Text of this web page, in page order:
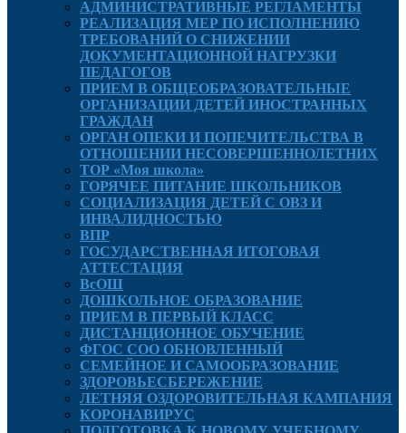
АДМИНИСТРАТИВНЫЕ РЕГЛАМЕНТЫ
РЕАЛИЗАЦИЯ МЕР ПО ИСПОЛНЕНИЮ
ТРЕБОВАНИЙ О СНИЖЕНИИ
ДОКУМЕНТАЦИОННОЙ НАГРУЗКИ
ПЕДАГОГОВ
ПРИЕМ В ОБЩЕОБРАЗОВАТЕЛЬНЫЕ
ОРГАНИЗАЦИИ ДЕТЕЙ ИНОСТРАННЫХ
ГРАЖДАН
ОРГАН ОПЕКИ И ПОПЕЧИТЕЛЬСТВА В
ОТНОШЕНИИ НЕСОВЕРШЕННОЛЕТНИХ
ТОР «Моя школа»
ГОРЯЧЕЕ ПИТАНИЕ ШКОЛЬНИКОВ
СОЦИАЛИЗАЦИЯ ДЕТЕЙ С ОВЗ И
ИНВАЛИДНОСТЬЮ
ВПР
ГОСУДАРСТВЕННАЯ ИТОГОВАЯ
АТТЕСТАЦИЯ
ВсОШ
ДОШКОЛЬНОЕ ОБРАЗОВАНИЕ
ПРИЕМ В ПЕРВЫЙ КЛАСС
ДИСТАНЦИОННОЕ ОБУЧЕНИЕ
ФГОС СОО ОБНОВЛЕННЫЙ
СЕМЕЙНОЕ И САМООБРАЗОВАНИЕ
ЗДОРОВЬЕСБЕРЕЖЕНИЕ
ЛЕТНЯЯ ОЗДОРОВИТЕЛЬНАЯ КАМПАНИЯ
КОРОНАВИРУС